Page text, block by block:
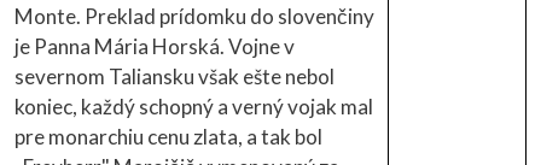
Monte. Preklad prídomku do slovenčiny
je Panna Mária Horská. Vojne v
severnom Taliansku však ešte nebol
koniec, každý schopný a verný vojak mal
pre monarchiu cenu zlata, a tak bol